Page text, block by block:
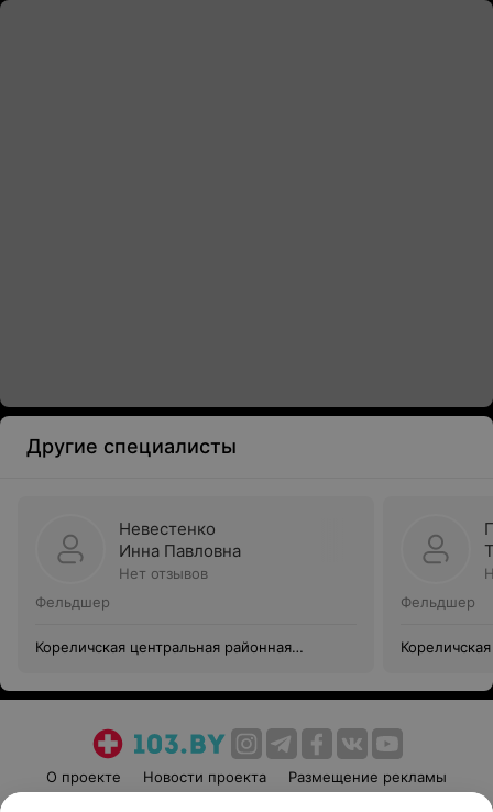
Другие специалисты
Невестенко
Инна Павловна
Нет отзывов
Фельдшер
Кореличская центральная районная
Фельдшер
О проекте Новости проекта
Размещение рекламы